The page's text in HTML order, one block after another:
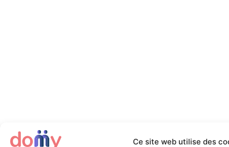
Ce site web utilise des